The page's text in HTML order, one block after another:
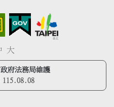
大
府法務局維護
115.08.08